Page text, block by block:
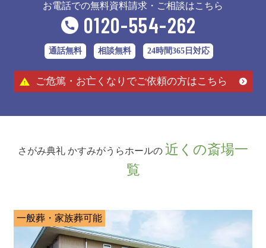
お電話での無料資料請求・ご相談はこちら
0120-554-262
通話無料 相談無料 24時間365日対応
ご危篤・お亡くなりでご依頼の方はこちら
さがみ典礼 かすみがうらホールの 近くの斎場一
覧
一般葬・家族葬可能